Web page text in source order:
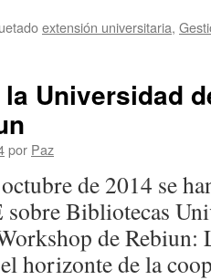
extensión universitaria,
Universidad
por Paz
de 2014 se
Bibliotecas
de Rebiun:
horizonte de la